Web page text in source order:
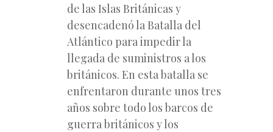
de las Islas Británicas y
desencadenó la Batalla del
Atlántico para impedir la
llegada de suministros a los
británicos. En esta batalla se
enfrentaron durante unos tres
años sobre todo los barcos de
guerra británicos y los